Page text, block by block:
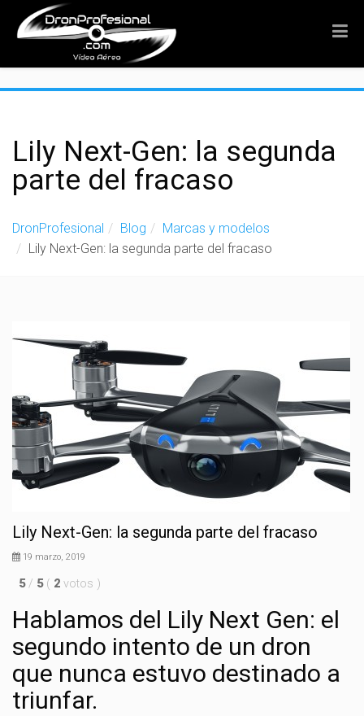
Lily Next-Gen: la segunda
parte del fracaso
DronProfesional Blog
Marcas y modelos
Lily Next-Gen: la segunda parte del fracaso
Lily Next-Gen: la segunda parte del fracaso
19 marzo, 2019
5 / 5 ( 2 votos )
Hablamos del Lily Next Gen: el
segundo intento de un dron
que nunca estuvo destinado a
triunfar.